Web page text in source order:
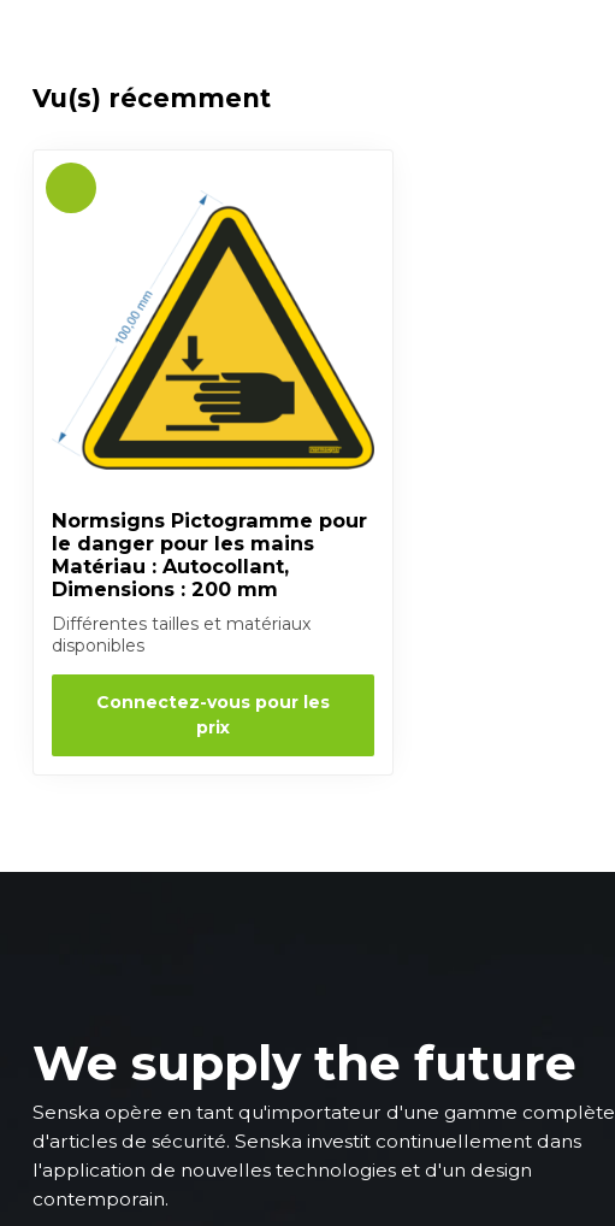
Vu(s) récemment
Normsigns Pictogramme pour
le danger pour les mains
Matériau : Autocollant,
Dimensions : 200 mm
Différentes tailles et matériaux
disponibles
Connectez-vous pour les
prix
We supply the future
Senska opère en tant qu'importateur d'une gamme complète
d'articles de sécurité. Senska investit continuellement dans
l'application de nouvelles technologies et d'un design
contemporain.